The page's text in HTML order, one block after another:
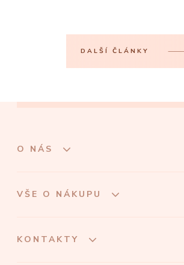
DALŠÍ ČLÁNKY
O NÁS
VŠE O NÁKUPU
KONTAKTY